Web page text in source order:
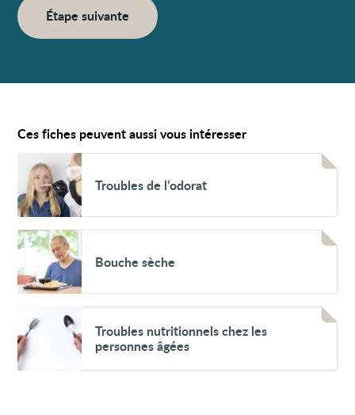
Étape suivante
Ces fiches peuvent aussi vous intéresser
Troubles
de
l’odorat
Troubles de l’odorat
Voir
Bouche
Bouche sèche
Troubles
nutritionnels
chez
les
Troubles nutritionnels chez les
personnes âgées